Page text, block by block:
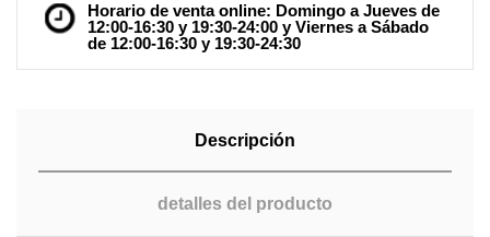
Horario de venta online: Domingo a Jueves de
12:00-16:30 y 19:30-24:00 y Viernes a Sábado
de 12:00-16:30 y 19:30-24:30
Descripción
detalles del producto